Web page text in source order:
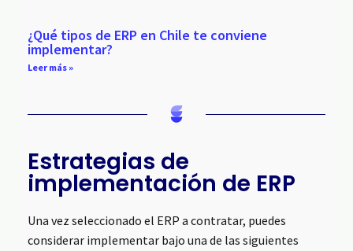
¿Qué tipos de ERP en Chile te conviene
implementar?
Leer más »
Estrategias de
implementación de ERP
Una vez seleccionado el ERP a contratar, puedes
considerar implementar bajo una de las siguientes